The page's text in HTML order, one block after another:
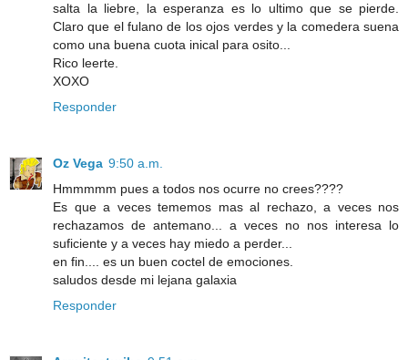
salta la liebre, la esperanza es lo ultimo que se pierde.
Claro que el fulano de los ojos verdes y la comedera suena
como una buena cuota inical para osito...
Rico leerte.
XOXO
Responder
Oz Vega 9:50 a.m.
Hmmmmm pues a todos nos ocurre no crees????
Es que a veces tememos mas al rechazo, a veces nos
rechazamos de antemano... a veces no nos interesa lo
suficiente y a veces hay miedo a perder...
en fin.... es un buen coctel de emociones.
saludos desde mi lejana galaxia
Responder